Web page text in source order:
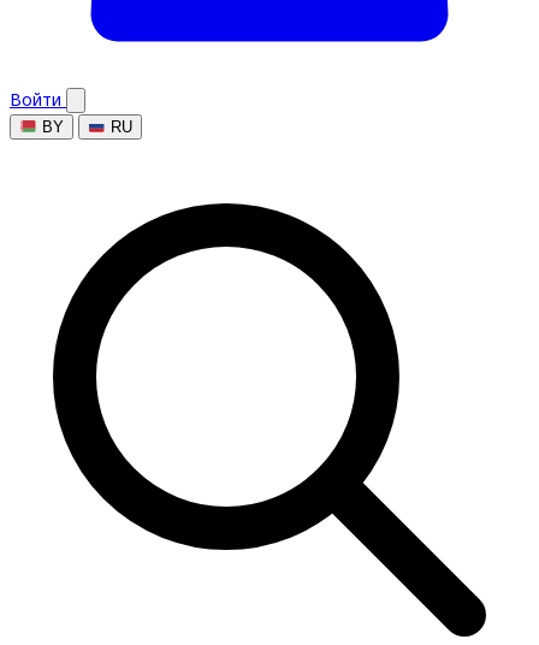
Войти
BY RU